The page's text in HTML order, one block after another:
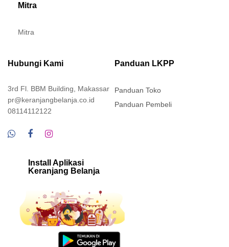
Mitra
Mitra
Hubungi Kami
3rd Fl. BBM Building, Makassar
pr@keranjangbelanja.co.id
08114112122
Panduan LKPP
Panduan Toko
Panduan Pembeli
Install Aplikasi
Keranjang Belanja